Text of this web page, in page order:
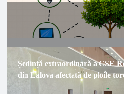
Ședință extraordinară a CSE
din Lalova afectată de ploile